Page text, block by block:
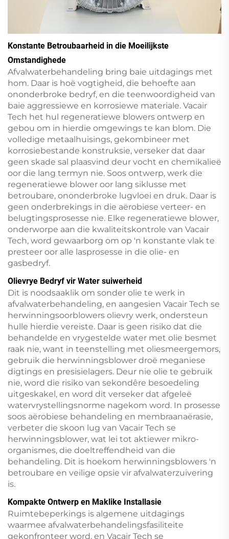
Konstante Betroubaarheid in die Moeilijkste
Omstandighede
Afvalwaterbehandeling bring baie uitdagings met
hom. Daar is hoë vogtigheid, die behoefte aan
ononderbroke bedryf, en die teenwoordigheid van
baie aggressiewe en korrosiewe materiale. Vacair
Tech het hul regeneratiewe blowers ontwerp en
gebou om in hierdie omgewings te kan blom. Die
volledige metaalhuisings, gekombineer met
korrosiebestande konstruksie, verseker dat daar
geen skade sal plaasvind deur vocht en chemikalieë
oor die lang termyn nie. Soos ontwerp, werk die
regeneratiewe blower oor lang siklusse met
betroubare, ononderbroke lugvloei en druk. Daar is
geen onderbrekings in die aërobiese verteer- en
belugtingsprosesse nie. Elke regeneratiewe blower,
onderworpe aan die kwaliteitskontrole van Vacair
Tech, word gewaarborg om op 'n konstante vlak te
presteer oor alle lasprosesse in die olie- en
gasbedryf.
Olievrye Bedryf vir Water suiwerheid
Dit is noodsaaklik om sonder olie te werk in
afvalwaterbehandeling, en aangesien Vacair Tech se
herwinningsoorblowers olievry werk, ondersteun
hulle hierdie vereiste. Daar is geen risiko dat die
behandelde en vrygestelde water met olie besmet
raak nie, want in teenstelling met oliesmeergemors,
gebruik die herwinningsblower droë meganiese
digtings en presisielagers. Deur nie olie te gebruik
nie, word die risiko van sekondêre besoedeling
uitgeskakel, en word dit verseker dat afgeleë
watervrystellingsnorme nagekom word. In prosesse
soos aërobiese behandeling en membraanaërasie,
verbeter die skoon lug van Vacair Tech se
herwinningsblower, wat lei tot aktiewer mikro-
organismes, die doeltreffendheid van die
behandeling. Dit is hoekom herwinningsblowers 'n
betroubare en veilige opsie vir afvalwaterzuivering
is.
Kompakte Ontwerp en Maklike Installasie
Ruimtebeperkings is algemene uitdagings
waarmee afvalwaterbehandelingsfasiliteite
gekonfronteer word, en Vacair Tech se